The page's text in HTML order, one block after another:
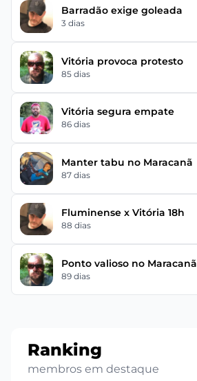
Barradão exige goleada
3 dias
Vitória provoca protesto
85 dias
Vitória segura empate
86 dias
Manter tabu no Maracanã
87 dias
Fluminense x Vitória 18h
88 dias
Ponto valioso no Maracanã
89 dias
Ranking
membros em destaque